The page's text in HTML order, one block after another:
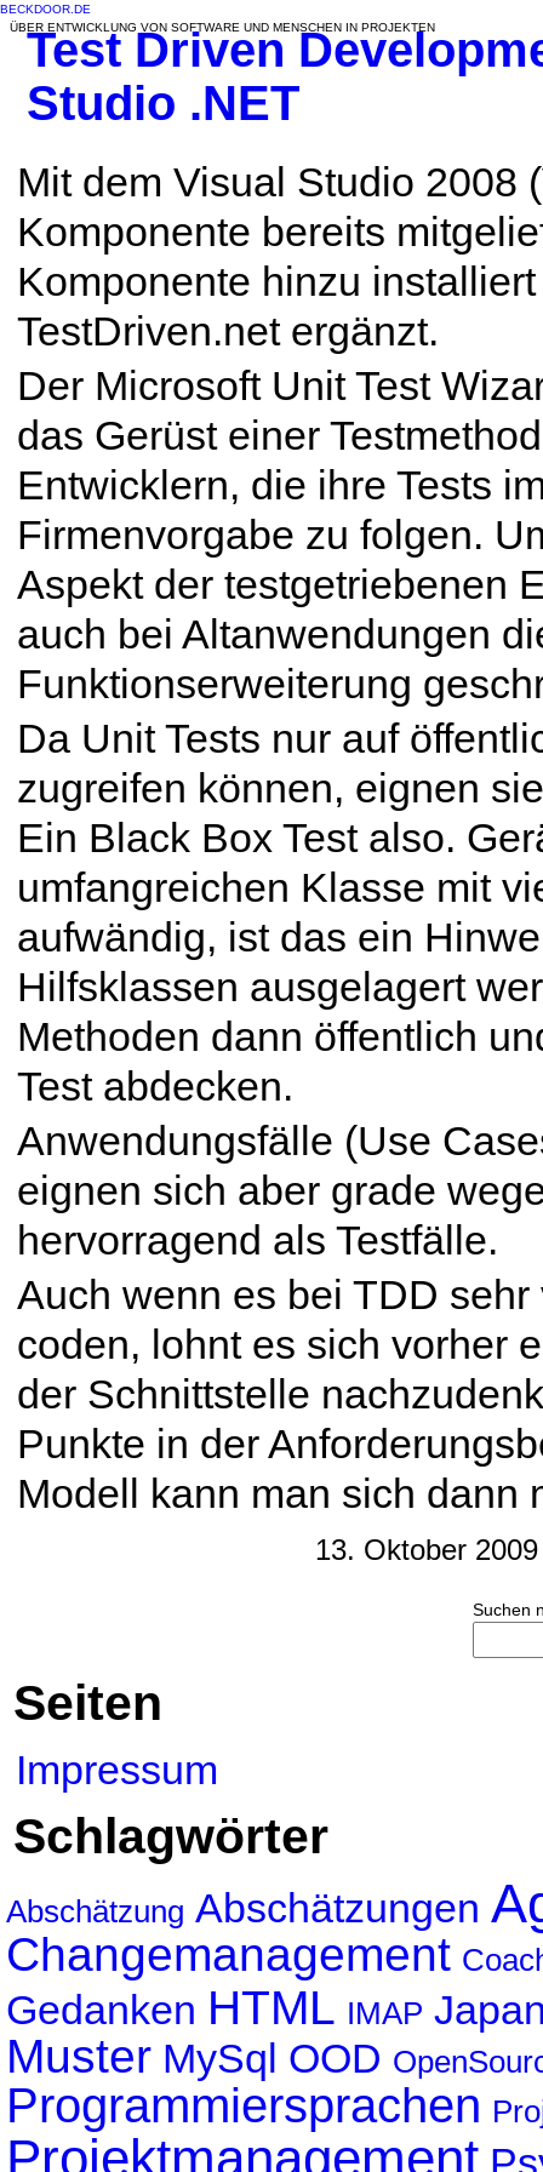
BECKDOOR.DE
ÜBER ENTWICKLUNG VON SOFTWARE UND MENSCHEN IN PROJEKTEN
Test Driven
Studio .NET
Mit dem Visual Studio 2008
Komponente bereits
Komponente hinzu
TestDriven.net ergänzt.
Der Microsoft Unit Test
das Gerüst einer
Entwicklern, die ihre Tests
Firmenvorgabe zu folgen.
Aspekt der testgetriebenen
auch bei Altanwendungen
Funktionserweiterung
Da Unit Tests nur auf
zugreifen können, eignen
Ein Black Box Test also.
umfangreichen Klasse mit
aufwändig, ist das ein
Hilfsklassen ausgelagert
Methoden dann öffentlich
Test abdecken.
Anwendungsfälle (Use
eignen sich aber grade
hervorragend als Testfälle.
Auch wenn es bei TDD
coden, lohnt es sich vorher
der Schnittstelle
Punkte in der
Modell kann man sich dann
13. Oktober
Suchen
Seiten
Impressum
Schlagwörter
Abschätzung Abschätzungen
Changemanagement
Gedanken HTML IMAP
Muster MySql OOD
Programmiersprachen
Projektmanagement